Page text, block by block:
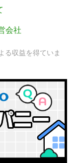
会社
る収益を得ていま